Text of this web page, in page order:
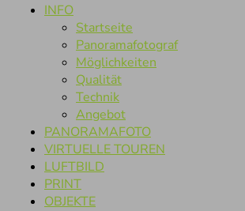
INFO
Startseite
Panoramafotograf
Möglichkeiten
Qualität
Technik
Angebot
PANORAMAFOTO
VIRTUELLE TOUREN
LUFTBILD
PRINT
OBJEKTE